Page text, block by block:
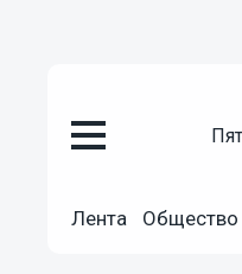
Лента Общество